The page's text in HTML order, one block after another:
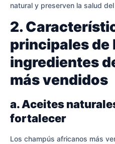
natural y preserven la salud
2.
principales de
ingredientes
más vendidos
a. Aceites
fortalecer
Los champús africanos más